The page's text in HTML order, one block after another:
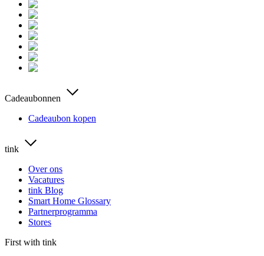
Cadeaubonnen
Cadeaubon kopen
tink
Over ons
Vacatures
tink Blog
Smart Home Glossary
Partnerprogramma
Stores
First with tink